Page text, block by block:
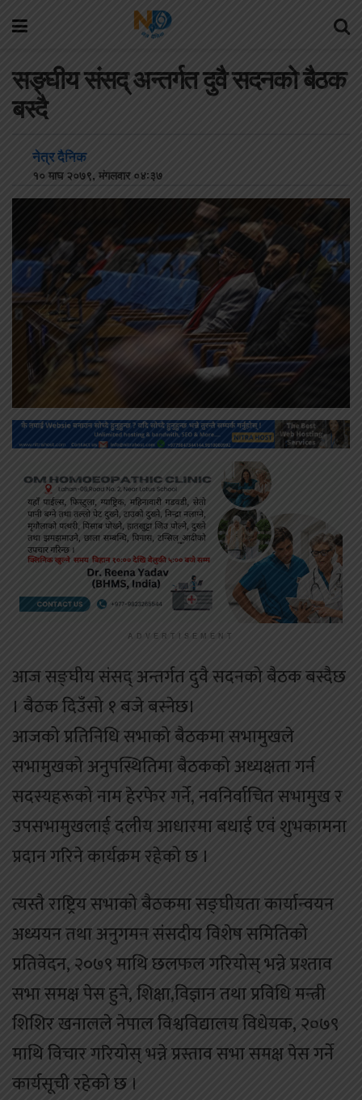
सङ्घीय संसद् अन्तर्गत दुवै सदनको बैठक
बस्दै
नेत्र दैनिक
१० माघ २०७९, मंगलवार ०४:३७
ADVERTISEMENT
आज सङ्घीय संसद् अन्तर्गत दुवै सदनको बैठक बस्दैछ
। बैठक दिउँसो १ बजे बस्नेछ।
आजको प्रतिनिधि सभाको बैठकमा सभामुखले
सभामुखको अनुपस्थितिमा बैठकको अध्यक्षता गर्न
सदस्यहरूको नाम हेरफेर गर्ने, नवनिर्वाचित सभामुख र
उपसभामुखलाई दलीय आधारमा बधाई एवं शुभकामना
प्रदान गरिने कार्यक्रम रहेको छ ।
त्यस्तै राष्ट्रिय सभाको बैठकमा सङ्घीयता कार्यान्वयन
अध्ययन तथा अनुगमन संसदीय विशेष समितिको
प्रतिवेदन, २०७९ माथि छलफल गरियोस् भन्ने प्रश्ताव
सभा समक्ष पेस हुने, शिक्षा,विज्ञान तथा प्रविधि मन्त्री
शिशिर खनालले नेपाल विश्वविद्यालय विधेयक, २०७९
माथि विचार गरियोस् भन्ने प्रस्ताव सभा समक्ष पेस गर्ने
कार्यसूची रहेको छ ।